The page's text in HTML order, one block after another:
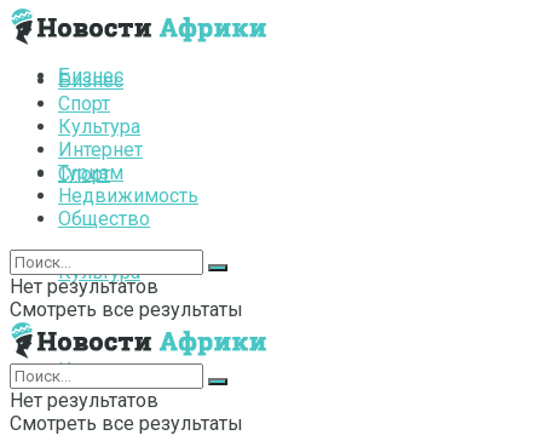
Бизнес
Спорт
Культура
Интернет
Бизнес
Спорт
Культура
Интернет
Туризм
Недвижимость
Общество
Нет результатов
Смотреть все результаты
Нет результатов
Смотреть все результаты